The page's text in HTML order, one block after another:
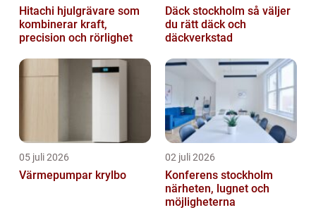
Hitachi hjulgrävare som
kombinerar kraft,
precision och rörlighet
Däck stockholm så väljer
du rätt däck och
däckverkstad
05 juli 2026
Värmepumpar krylbo
02 juli 2026
Konferens stockholm
närheten, lugnet och
möjligheterna